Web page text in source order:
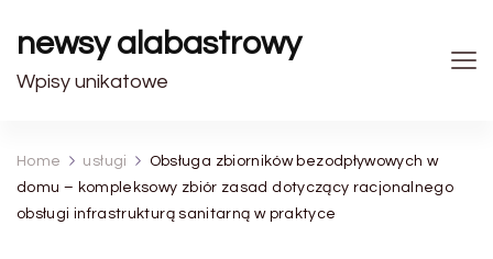
newsy alabastrowy
Wpisy unikatowe
Home usługi
Obsługa zbiorników bezodpływowych w
domu – kompleksowy zbiór zasad dotyczący racjonalnego
obsługi infrastrukturą sanitarną w praktyce